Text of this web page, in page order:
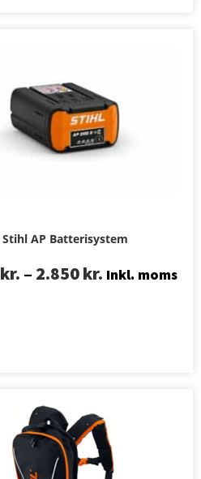
Stihl AP Batterisystem
kr. – 2.850kr. Inkl. moms